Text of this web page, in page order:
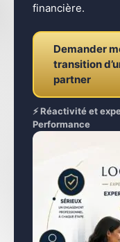
financière.
Demander
transition
partner
⚡ Réactivité et
Performance